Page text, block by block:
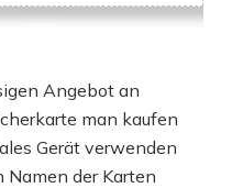
Angebot an
man kaufen
Gerät verwenden
Namen der Karten